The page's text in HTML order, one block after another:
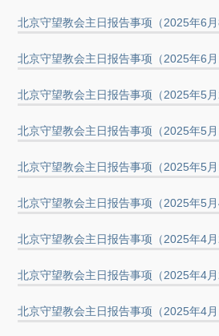
北京守望教会主日报告事项（2025年6月
北京守望教会主日报告事项（2025年6月
北京守望教会主日报告事项（2025年5月
北京守望教会主日报告事项（2025年5月
北京守望教会主日报告事项（2025年5月
北京守望教会主日报告事项（2025年5月
北京守望教会主日报告事项（2025年4月
北京守望教会主日报告事项（2025年4月
北京守望教会主日报告事项（2025年4月